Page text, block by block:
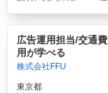
広告運用担当/交通
用が学べる
株式会社FFU
東京都